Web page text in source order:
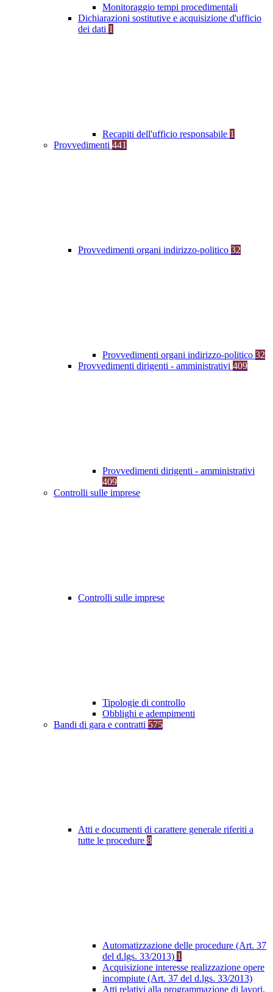
Monitoraggio tempi procedimentali
Dichiarazioni sostitutive e acquisizione d'ufficio
dei dati 1
Recapiti dell'ufficio responsabile 1
Provvedimenti 441
Provvedimenti organi indirizzo-politico 32
Provvedimenti organi indirizzo-politico 32
Provvedimenti dirigenti - amministrativi 409
Provvedimenti dirigenti - amministrativi
409
Controlli sulle imprese
Controlli sulle imprese
Tipologie di controllo
Obblighi e adempimenti
Bandi di gara e contratti 575
Atti e documenti di carattere generale riferiti a
tutte le procedure 8
Automatizzazione delle procedure (Art. 37
del d.lgs. 33/2013) 1
Acquisizione interesse realizzazione opere
incompiute (Art. 37 del d.lgs. 33/2013)
Atti relativi alla programmazione di lavori,